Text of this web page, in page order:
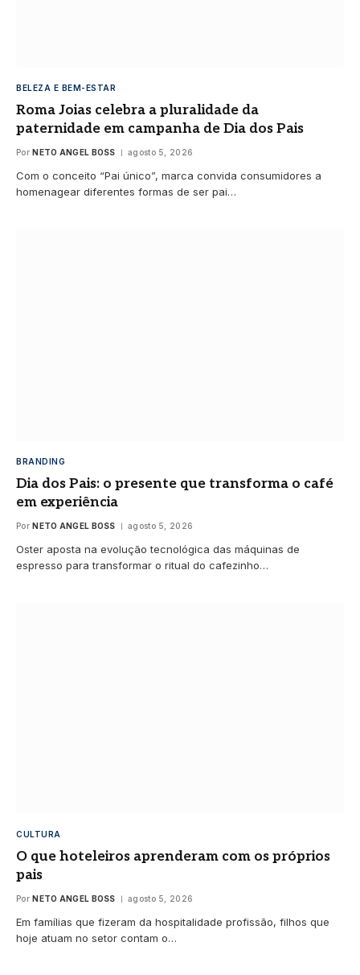
BELEZA E BEM-ESTAR
Roma Joias celebra a pluralidade da
paternidade em campanha de Dia dos Pais
Por NETO ANGEL BOSS agosto 5, 2026
Com o conceito “Pai único”, marca convida consumidores a
homenagear diferentes formas de ser pai…
BRANDING
Dia dos Pais: o presente que transforma o café
em experiência
Por NETO ANGEL BOSS agosto 5, 2026
Oster aposta na evolução tecnológica das máquinas de
espresso para transformar o ritual do cafezinho…
CULTURA
O que hoteleiros aprenderam com os próprios
pais
Por NETO ANGEL BOSS agosto 5, 2026
Em famílias que fizeram da hospitalidade profissão, filhos que
hoje atuam no setor contam o…